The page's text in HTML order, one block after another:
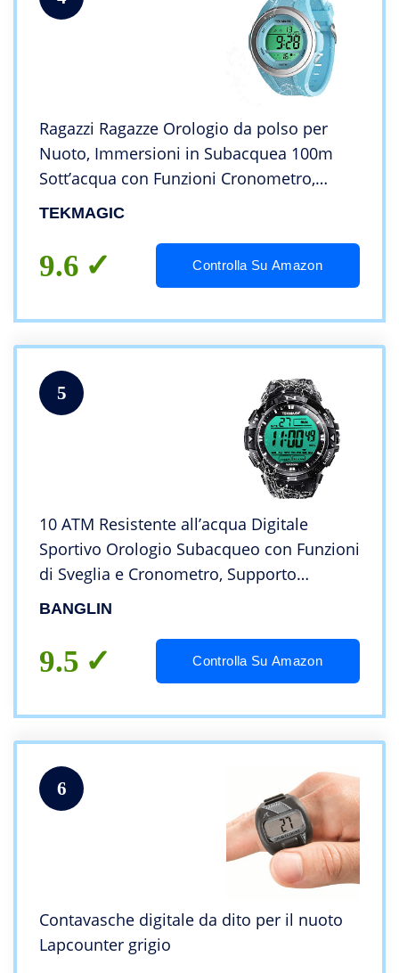
Ragazzi Ragazze Orologio da polso per
Nuoto, Immersioni in Subacquea 100m
Sott’acqua con Funzioni Cronometro,
Cronografo, Sveglia, Doppio Fuso Orario,
TEKMAGIC
9.6 Controlla Su Amazon
5
10 ATM Resistente all’acqua Digitale
Sportivo Orologio Subacqueo con Funzioni
di Sveglia e Cronometro, Supporto
Visualizzazione Doppio Fuso Orario, Timer
BANGLIN
9.5 Controlla Su Amazon
6
Contavasche digitale da dito per il nuoto
Lapcounter grigio